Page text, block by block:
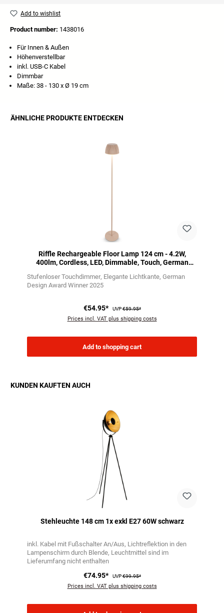
Add to wishlist
Product number: 1438016
Für Innen & Außen
Höhenverstellbar
inkl. USB-C Kabel
Dimmbar
Maße: 38 - 130 x Ø 19 cm
ÄHNLICHE PRODUKTE ENTDECKEN
Riffle Rechargeable Floor Lamp 124 cm - 4.2W,
400lm, Cordless, LED, Dimmable, Touch, German
Stufenloser Touchdimmer Elegante Lichtkante German
Design Award Winner 2025
€54.95* UVP€59.95*
Prices incl. VAT plus shipping costs
Add to shopping cart
KUNDEN KAUFTEN AUCH
Stehleuchte 148 cm 1x exkl E27 60W schwarz
inkl. Kabel mit Fußschalter An/Aus Lichtreflektion in den
Lampenschirm durch Blende Leuchtmittel sind im
Lieferumfang nicht enthalten
€74.95* UVP€99.95*
Prices incl. VAT plus shipping costs